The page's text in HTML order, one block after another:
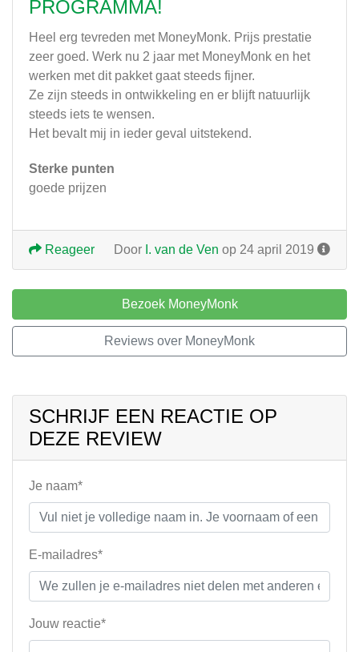
PROGRAMMA!
Heel erg tevreden met MoneyMonk. Prijs prestatie
zeer goed. Werk nu 2 jaar met MoneyMonk en het
werken met dit pakket gaat steeds fijner.
Ze zijn steeds in ontwikkeling en er blijft natuurlijk
steeds iets te wensen.
Het bevalt mij in ieder geval uitstekend.
Sterke punten
goede prijzen
Door I. van de Ven op 24 april 2019
Reageer
Bezoek MoneyMonk
Reviews over MoneyMonk
SCHRIJF EEN REACTIE OP
DEZE REVIEW
Je naam*
E-mailadres*
Jouw reactie*